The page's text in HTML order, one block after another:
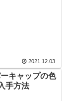
2021.12.03
キャップの色
手方法